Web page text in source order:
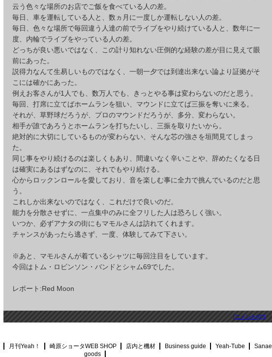
云う色々な場所のお店でご飯を食べている人の差。
毎日、車を運転している人と、数ヵ月に一度しか運転しない人の差。
毎日、色々な場所で毎回違う人達の前でライブをやり続けている人と、数年に一
度、内輪でライブをやっている人の差。
どっちが良い悪いではなく、この計り知れない圧倒的な経験の差が目に見えて眼
前にあった。
説得力なんて生易しいものではなく、一朝一夕では到達出来ない論より証拠がそ
こには確かにあった。
例えお客さんが1人でも、数万人でも、きっとやる事は変わらないのだと思う。
毎回、打席に立てばホームランを狙い、マウンドに立てば三振を奪いに来る。
それが、草野球だろうが、プロのマウンドだろうが、多分、変わらない。
相手が誰であろうとホームランを打ちたいし、三振を取りたいから。
絶対的に大切にしているものが変わらない、そんな芯の強さを垣間見てしまっ
た。
同じ事をやり続けるのは楽しくもあり、間違いなく辛いことや、辞めたくなる日
は確実にあるはずなのに、それでもやり続ける。
心からロックンロールを愛しており、音を楽しむ事に全力で挑んでいるのだと思
う。
これしか出来ないのではなく、これだけで良いのだ。
能力を分散させずに、一点集中のみに全フリした人は恐ろしく強い。
いつか、必ずアナタの街にもマモルさんは訪れてくれます。
チャンスがあったら逃さず、一度、体験してみて下さい。
※あと、マモルさんが着ているシャツに毎回注目をしています。
今回はトム・ロビンソン・バンドとシャム69でした。
レポート:Red Moon
[コメント(0)]
月刊Yeah！ 崎原ショータWEB SHOP 店内と機材 Business guide Yeah-Tube
Sanae
goods